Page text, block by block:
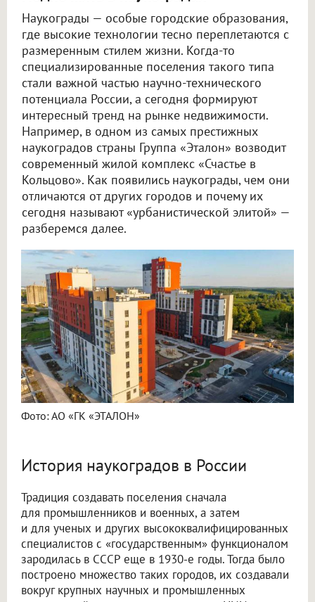
Наукограды — особые городские образования,
где высокие технологии тесно переплетаются с
размеренным стилем жизни. Когда-то
специализированные поселения такого типа
стали важной частью научно-технического
потенциала России, а сегодня формируют
интересный тренд на рынке недвижимости.
Например, в одном из самых престижных
наукоградов страны Группа «Эталон» возводит
современный жилой комплекс «Счастье в
Кольцово». Как появились наукограды, чем они
отличаются от других городов и почему их
сегодня называют «урбанистической элитой» —
разберемся далее.
Фото: АО «ГК «ЭТАЛОН»
История наукоградов в России
Традиция создавать поселения сначала
для промышленников и военных, а затем
и для ученых и других высококвалифицированных
специалистов с «государственным» функционалом
зародилась в СССР еще в 1930-е годы. Тогда было
построено множество таких городов, их создавали
вокруг крупных научных и промышленных